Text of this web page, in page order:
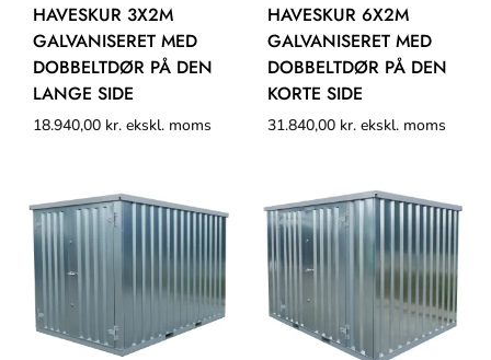
HAVESKUR 3X2M
GALVANISERET MED
DOBBELTDØR PÅ DEN
LANGE SIDE
18.940,00 kr. ekskl. moms
HAVESKUR 6X2M
GALVANISERET MED
DOBBELTDØR PÅ DEN
KORTE SIDE
31.840,00 kr. ekskl. moms